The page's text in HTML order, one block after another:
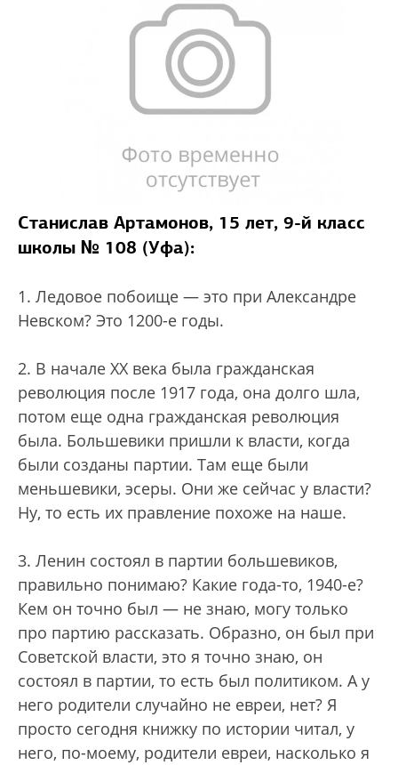
Станислав Артамонов, 15 лет, 9-й класс
школы № 108 (Уфа):
1. Ледовое побоище — это при Александре
Невском? Это 1200-е годы.
2. В начале XX века была гражданская
революция после 1917 года, она долго шла,
потом еще одна гражданская революция
была. Большевики пришли к власти, когда
были созданы партии. Там еще были
меньшевики, эсеры. Они же сейчас у власти?
Ну, то есть их правление похоже на наше.
3. Ленин состоял в партии большевиков,
правильно понимаю? Какие года-то, 1940-е?
Кем он точно был — не знаю, могу только
про партию рассказать. Образно, он был при
Советской власти, это я точно знаю, он
состоял в партии, то есть был политиком. А у
него родители случайно не евреи, нет? Я
просто сегодня книжку по истории читал, у
него, по-моему, родители евреи, насколько я